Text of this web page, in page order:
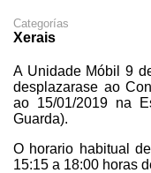
Categorías
Xerais
A Unidade Móbil 9
desplazarase ao
ao 15/01/2019 na
Guarda).
O horario habitual
15:15 a 18:00 horas